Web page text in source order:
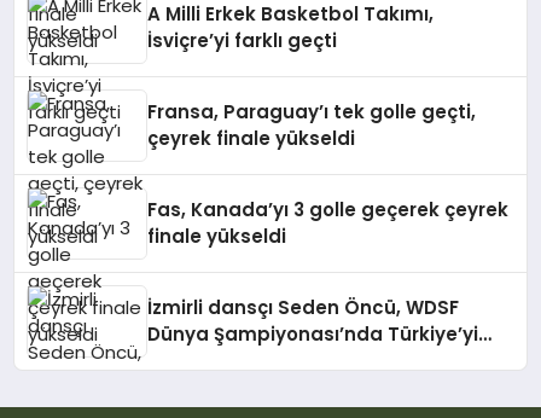
A Milli Erkek Basketbol Takımı,
İsviçre’yi farklı geçti
Fransa, Paraguay’ı tek golle geçti,
çeyrek finale yükseldi
Fas, Kanada’yı 3 golle geçerek çeyrek
finale yükseldi
İzmirli dansçı Seden Öncü, WDSF
Dünya Şampiyonası’nda Türkiye’yi